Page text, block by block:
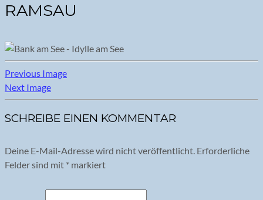
RAMSAU
Previous Image
Next Image
SCHREIBE EINEN KOMMENTAR
Deine E-Mail-Adresse wird nicht veröffentlicht. Erforderliche
Felder sind mit * markiert